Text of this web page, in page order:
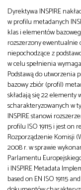
Dyrektywa INSPIRE
w profilu metadanych
klas i elementów
rozszerzony
niepochodzące z
w celu spełnienia
Podstawą do utworzenia
bazowy zbiór (profil)
składają się 22
scharakteryzowanych w
INSPIRE stanowi
profilu ISO 19115 i jest
Rozporządzenie Komisji
2008 r. w sprawie
Parlamentu
i INSPIRE Metadata
based on EN ISO 19115